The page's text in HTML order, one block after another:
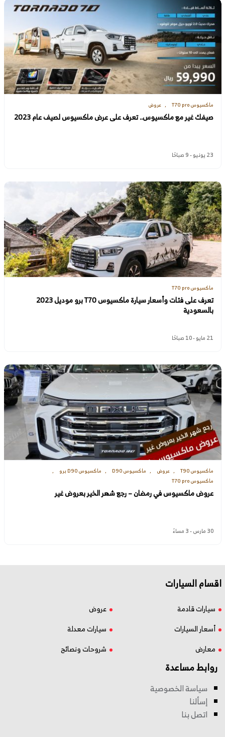
ماكسيوس T70 pro عروض
صيفك غير مع ماكسيوس.. تعرف على عرض ماكسيوس لصيف عام 2023
23 يونيو - 9 صباحًا
ماكسيوس T70 pro
تعرف على فئات وأسعار سيارة ماكسيوس T70 برو موديل 2023
بالسعودية
21 مايو - 10 صباحًا
ماكسيوس T90 عروض ماكسيوس D90
ماكسيوس D90 برو
ماكسيوس T70 pro
عروض ماكسيوس في رمضان – رجع شهر الخير بعروض غير
30 مارس - 3 مساءً
اقسام السيارات
سيارات قادمة
عروض
أسعار السيارات
سيارات معدلة
معارض
شروحات ونصائح
روابط مساعدة
سياسة الخصوصية
إسألنا
اتصل بنا